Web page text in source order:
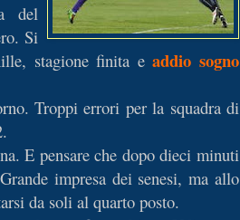
del
Si
stagione finita eaddio sogno
Troppi errori per la squadra di
E pensare che dopo dieci minuti
impresa dei senesi, ma allo
da soli al quarto posto.